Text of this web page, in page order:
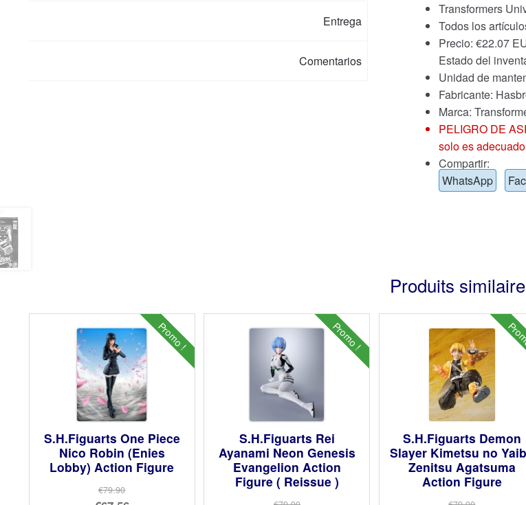
Entrega
Comentarios
Transformers
Todos los
Precio: €22.07
Estado del
Unidad de
Fabricante:
Marca:
PELIGRO DE
solo es
Compartir:
WhatsApp
Produits
Promo !
S.H.Figuarts One Piece
Nico Robin (Enies
Lobby) Action Figure
€79.90
Promo !
S.H.Figuarts Rei
Ayanami Neon Genesis
Evangelion Action
Figure ( Reissue )
S.H.Figuarts Demon
Slayer Kimetsu no
Zenitsu Agatsuma
Action Figure